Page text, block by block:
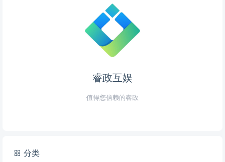
睿政互娱
值得您信赖的睿政
分类